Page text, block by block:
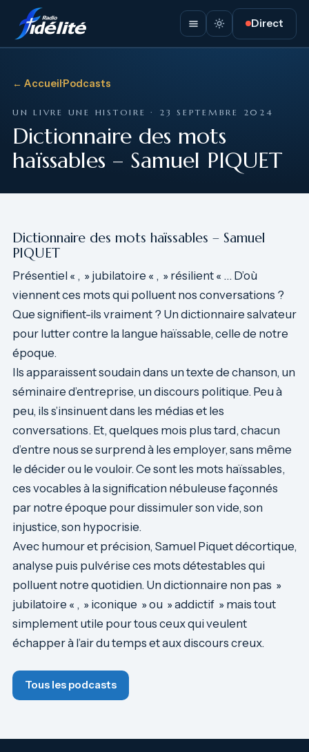
Direct
← Accueil·Podcasts
UN LIVRE UNE HISTOIRE · 23 SEPTEMBRE 2024
Dictionnaire des mots
haïssables – Samuel PIQUET
Dictionnaire des mots haïssables – Samuel
PIQUET
Présentiel « , » jubilatoire « , » résilient « … D’où
viennent ces mots qui polluent nos conversations ?
Que signifient-ils vraiment ? Un dictionnaire salvateur
pour lutter contre la langue haïssable, celle de notre
époque.
Ils apparaissent soudain dans un texte de chanson, un
séminaire d’entreprise, un discours politique. Peu à
peu, ils s’insinuent dans les médias et les
conversations. Et, quelques mois plus tard, chacun
d’entre nous se surprend à les employer, sans même
le décider ou le vouloir. Ce sont les mots haïssables,
ces vocables à la signification nébuleuse façonnés
par notre époque pour dissimuler son vide, son
injustice, son hypocrisie.
Avec humour et précision, Samuel Piquet décortique,
analyse puis pulvérise ces mots détestables qui
polluent notre quotidien. Un dictionnaire non pas »
jubilatoire « , » iconique » ou » addictif » mais tout
simplement utile pour tous ceux qui veulent
échapper à l’air du temps et aux discours creux.
Tous les podcasts